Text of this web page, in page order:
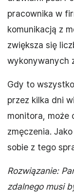
pracownika w
komunikacją z
zwiększa się
wykonywanych
Gdy to
przez kilka dni
monitora, może
zmęczenia.
sobie z tego
Rozwiązanie:
zdalnego musi